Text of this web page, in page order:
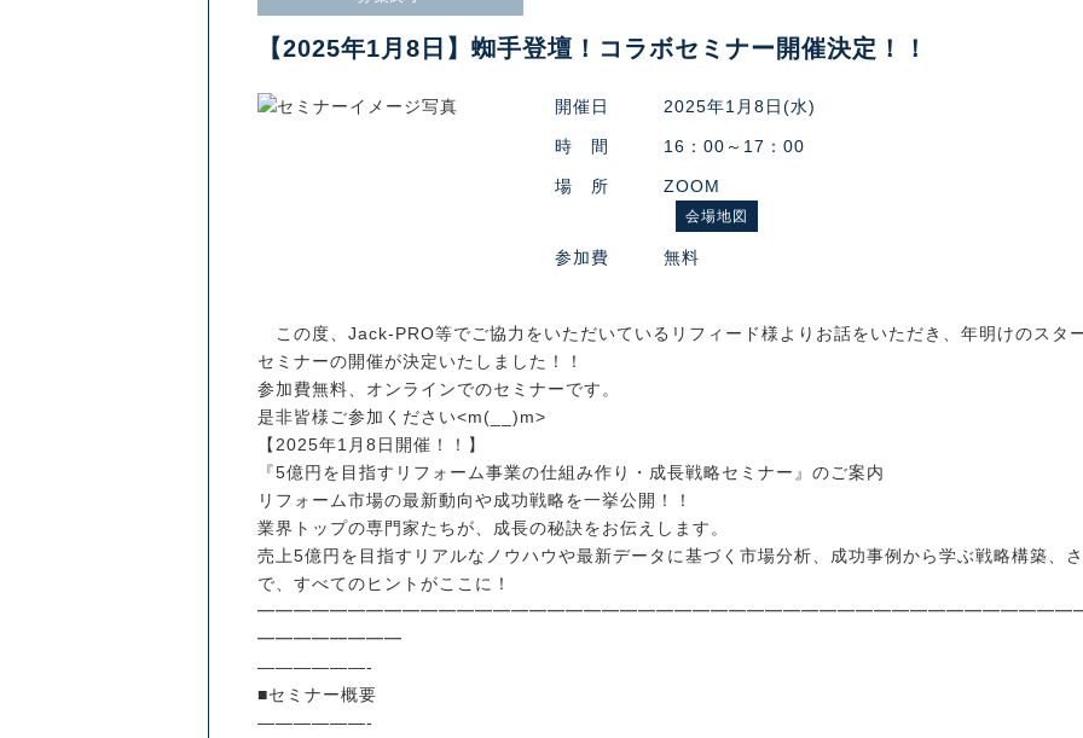
【2025年1月8日】蜘手登壇！コラボセミナー開催決定！！
開催日 2025年1月8日(水)
時 間 16：00～17：00
場 所 ZOOM
会場地図
参加費 無料
この度、Jack-PRO等でご協力をいただいているリフィード様よりお話をいただき、年明けのスタ
セミナーの開催が決定いたしました！！
参加費無料、オンラインでのセミナーです。
是非皆様ご参加ください<m(__)m>
【2025年1月8日開催！！】
『5億円を目指すリフォーム事業の仕組み作り・成長戦略セミナー』のご案内
リフォーム市場の最新動向や成功戦略を一挙公開！！
業界トップの専門家たちが、成長の秘訣をお伝えします。
売上5億円を目指すリアルなノウハウや最新データに基づく市場分析、成功事例から学ぶ戦略構築、
で、すべてのヒントがここに！
━━━━━━━━
——————-
■セミナー概要
——————-